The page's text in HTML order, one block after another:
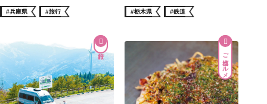
#兵庫県 #旅行 #栃木県 #鉄道
ご当地グルメ